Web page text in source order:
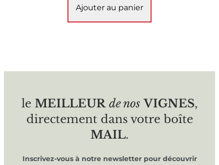
Ajouter au panier
le MEILLEUR de nos VIGNES,
directement dans votre boîte
MAIL.
Inscrivez-vous à notre newsletter pour découvrir